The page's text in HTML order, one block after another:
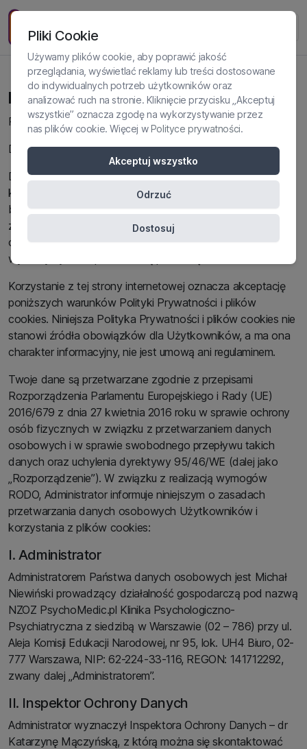
Polityka prywatności
Polityka prywatności Platformy www.psychomedic.edu.pl
Drogi użytkowniku!
Dbamy o Twoją prywatność i chcemy, abyś w czasie
korzystania z naszych usług czuł się komfortowo i
bezpiecznie. Poniżej znajdziesz najważniejsze informacje o
zasadach przetwarzania przez nas Twoich danych
osobowych oraz plikach cookies, które są
wykorzystywane przez naszą platformę.
Korzystanie z tej strony internetowej oznacza akceptację
poniższych warunków Polityki Prywatności i plików
cookies. Niniejsza Polityka Prywatności i plików cookies nie
stanowi źródła obowiązków dla Użytkowników, a ma ona
charakter informacyjny, nie jest umową ani regulaminem.
Twoje dane są przetwarzane zgodnie z przepisami
Rozporządzenia Parlamentu Europejskiego i Rady (UE)
2016/679 z dnia 27 kwietnia 2016 roku w sprawie ochrony
osób fizycznych w związku z przetwarzaniem danych
osobowych i w sprawie swobodnego przepływu takich
danych oraz uchylenia dyrektywy 95/46/WE (dalej jako
„Rozporządzenie”). W związku z realizacją wymogów
RODO, Administrator informuje niniejszym o zasadach
przetwarzania danych osobowych Użytkowników i
korzystania z plików cookies:
I. Administrator
Administratorem Państwa danych osobowych jest Michał
Niewiński prowadzący działalność gospodarczą pod nazwą
NZOZ PsychoMedic.pl Klinika Psychologiczno-
Psychiatryczna z siedzibą w Warszawie (02 – 786) przy ul.
Aleja Komisji Edukacji Narodowej, nr 95, lok. UH4 Biuro, 02-
777 Warszawa, NIP: 62-224-33-116, REGON: 141712292,
zwany dalej „Administratorem”.
II. Inspektor Ochrony Danych
Administrator wyznaczył Inspektora Ochrony Danych – dr
Katarzynę Mączyńską, z którą można się skontaktować
Pliki Cookie
Używamy plików cookie, aby poprawić jakość
przeglądania, wyświetlać reklamy lub treści dostosowane
do indywidualnych potrzeb użytkowników oraz
analizować ruch na stronie. Kliknięcie przycisku „Akceptuj
wszystkie” oznacza zgodę na wykorzystywanie przez
nas plików cookie. Więcej wPolityce prywatności.
Akceptuj wszystko
Odrzuć
Dostosuj